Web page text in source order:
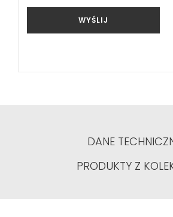
WYŚLIJ
DANE
PRODUKTY Z